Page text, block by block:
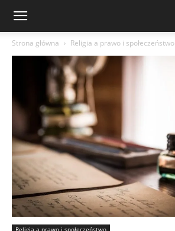
Strona główna Religia a prawo i społeczeństwo
Religia a prawo i społeczeństwo